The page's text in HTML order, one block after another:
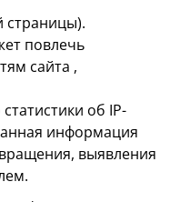
страницы).
повлечь
сайта ,
об IP-
информация
выявления